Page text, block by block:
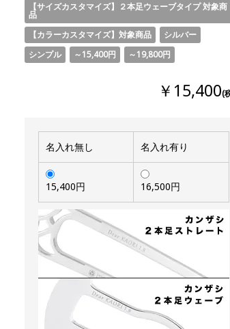
【サイズカスタマイズ】２本足ウェーブタイプ 対象商
品
【カラーカスタマイズ】対象商品
シルバー
シンプル
～15,400円 ～19,800円
￥15,400(
名入れ無し 名入れ有り
15,400円 16,500円